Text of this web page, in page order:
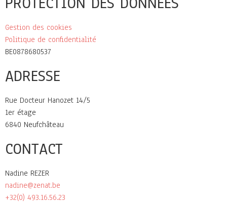
Gestion des cookies
Politique de confidentialité
BE0878680537
ADRESSE
Rue Docteur Hanozet 14/5
1er étage
6840 Neufchâteau
CONTACT
Nadine REZER
nadine@zenat.be
+32(0) 493.16.56.23